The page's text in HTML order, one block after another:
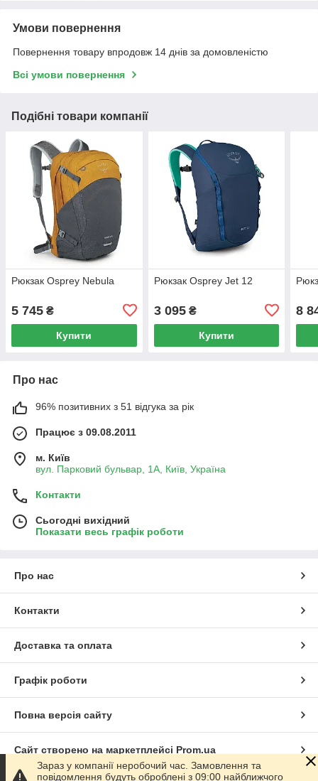
Умови повернення
Повернення товару впродовж 14 днів за домовленістю
Всі умови повернення
Подібні товари компанії
Рюкзак Osprey Nebula
5 745 ₴
Купити
Рюкзак Osprey Jet 12
3 095₴
Купити
8
Про нас
96% позитивних з 51 відгука за рік
Працює з 09.08.2011
м. Київ
вул. Парковий бульвар, 1А, Київ, Україна
Контакти
Сьогодні вихідний
Показати весь графік роботи
Про нас
Контакти
Доставка та оплата
Графік роботи
Повна версія сайту
Сайт створено на маркетплейсі Prom.ua
Зараз у компанії неробочий час. Замовлення та
повідомлення будуть оброблені з 09:00 найближчого